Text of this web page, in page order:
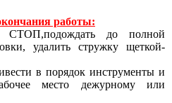
работы:
до полной
удалить стружку щеткой-
в порядок инструменты и
место дежурному или